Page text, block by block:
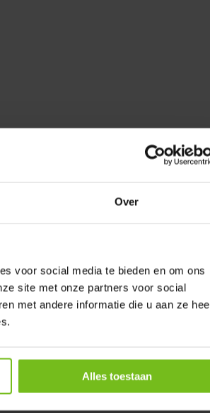
Over
voor social media te bieden en om ons
site met onze partners voor social
met andere informatie die u aan ze
Alles toestaan